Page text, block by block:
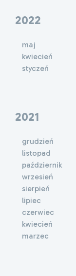
2022
maj
kwiecień
styczeń
2021
grudzień
listopad
październik
wrzesień
sierpień
lipiec
czerwiec
kwiecień
marzec